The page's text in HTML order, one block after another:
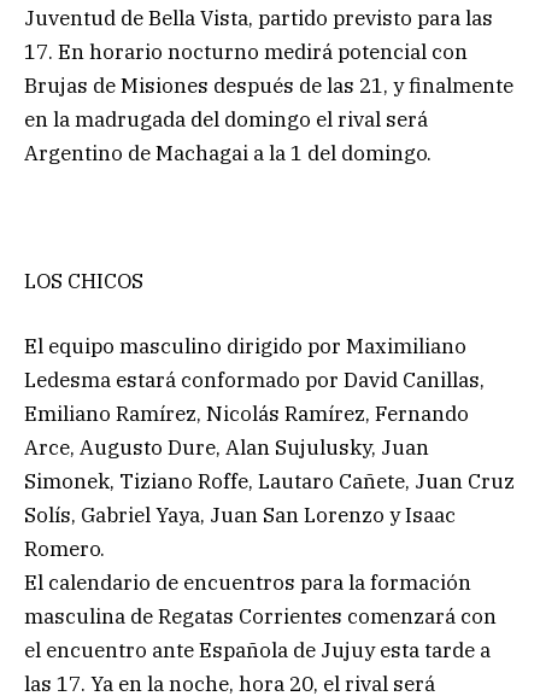
Juventud de Bella Vista, partido previsto para las
17. En horario nocturno medirá potencial con
Brujas de Misiones después de las 21, y finalmente
en la madrugada del domingo el rival será
Argentino de Machagai a la 1 del domingo.
LOS CHICOS
El equipo masculino dirigido por Maximiliano
Ledesma estará conformado por David Canillas,
Emiliano Ramírez, Nicolás Ramírez, Fernando
Arce, Augusto Dure, Alan Sujulusky, Juan
Simonek, Tiziano Roffe, Lautaro Cañete, Juan Cruz
Solís, Gabriel Yaya, Juan San Lorenzo y Isaac
Romero.
El calendario de encuentros para la formación
masculina de Regatas Corrientes comenzará con
el encuentro ante Española de Jujuy esta tarde a
las 17. Ya en la noche, hora 20, el rival será